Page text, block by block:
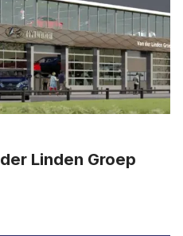
Linden Groep